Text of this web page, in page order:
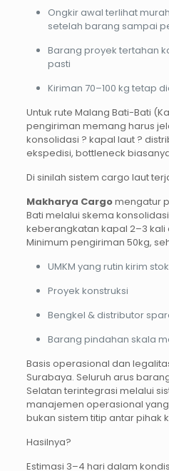
Ongkir awal terlihat
setelah barang sampai
Barang proyek tertahan
pasti
Kiriman 70–100 kg tetap
Untuk rute Malang Bati-Bati
pengiriman memang harus
konsolidasi ? kapal laut ?
ekspedisi, bottleneck
Di sinilah sistem cargo laut
Makharya Cargomengatur
Bati melalui skema
keberangkatan kapal 2–3 kali
Minimum pengiriman 50kg,
UMKM yang rutin kirim stok
Proyek konstruksi
Bengkel & distributor
Barang pindahan skala
Basis operasional dan
Surabaya. Seluruh arus
Selatan terintegrasi melalui
manajemen operasional
bukan sistem titip antar pihak
Hasilnya?
Estimasi 3–4 hari dalam